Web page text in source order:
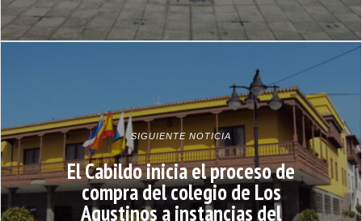
SIGUIENTE NOTICIA
El Cabildo inicia el proceso de
compra del colegio de Los
Agustinos a instancias del